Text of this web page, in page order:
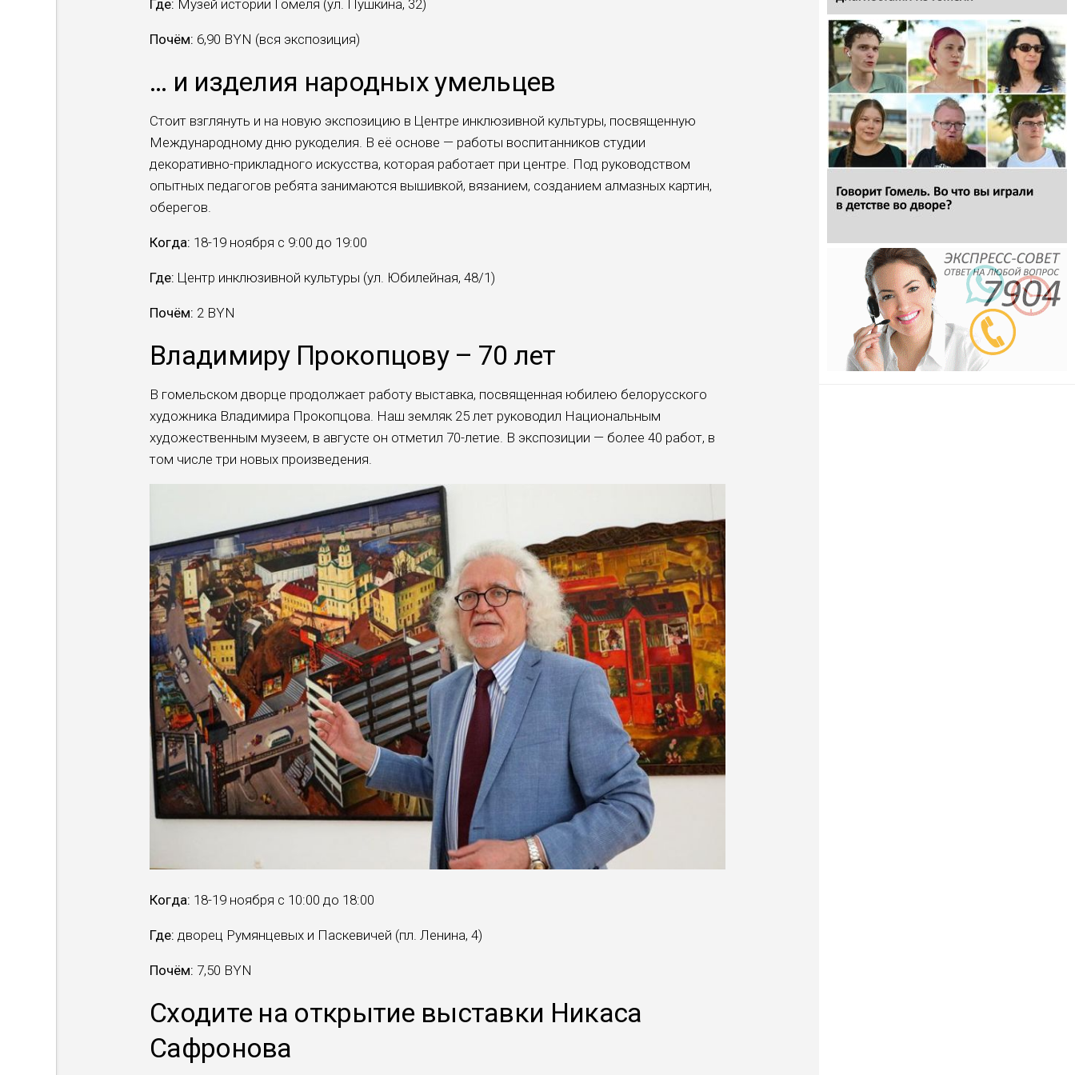
Где: Музей истории Гомеля (ул. Пушкина, 32)
Почём: 6,90 BYN (вся экспозиция)
… и изделия народных умельцев
Стоит взглянуть и на новую экспозицию в Центре инклюзивной культуры, посвященную
Международному дню рукоделия. В её основе — работы воспитанников студии
декоративно-прикладного искусства, которая работает при центре. Под руководством
опытных педагогов ребята занимаются вышивкой, вязанием, созданием алмазных картин,
оберегов.
Когда: 18-19 ноября с 9:00 до 19:00
Где: Центр инклюзивной культуры (ул. Юбилейная, 48/1)
Почём: 2 BYN
Владимиру Прокопцову – 70 лет
В гомельском дворце продолжает работу выставка, посвященная юбилею белорусского
художника Владимира Прокопцова. Наш земляк 25 лет руководил Национальным
художественным музеем, в августе он отметил 70-летие. В экспозиции — более 40 работ, в
том числе три новых произведения.
Когда: 18-19 ноября с 10:00 до 18:00
Где: дворец Румянцевых и Паскевичей (пл. Ленина, 4)
Почём: 7,50 BYN
Сходите на открытие выставки Никаса
Сафронова